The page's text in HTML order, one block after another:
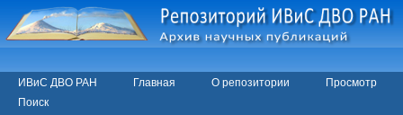
ИВиС ДВО РАН Главная О репозитории
Просмотр
Поиск